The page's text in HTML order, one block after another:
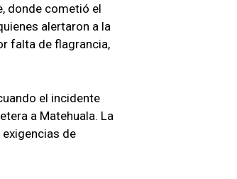
donde cometió el
alertaron a la
falta de flagrancia,
el incidente
a Matehuala. La
de